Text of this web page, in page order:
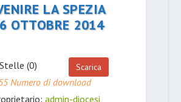
LA SPEZIA
OTTOBRE 2014
Scarica
(0)
Numero di download
admin-diocesi